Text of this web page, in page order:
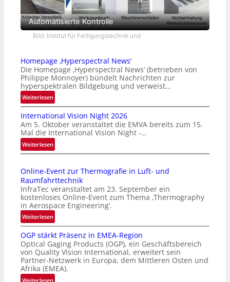
Automatisierte Kontrolle
Bild: Institut für Fertigungstechnik und
Homepage ‚Hyperspectral News‘
Die Homepage ‚Hyperspectral News‘ (betrieben von
Philippe Monnoyer) bündelt Nachrichten zur
hyperspektralen Bildgebung und verweist…
Weiterlesen:
H
o
m
e
p
a
e
‚
H
y
p
e
r
s
p
e
c
International Vision Night 2026
Am 5. Oktober veranstaltet die EMVA bereits zum 15.
Mal die International Vision Night -…
Weiterlesen:
I
t
e
r
n
a
t
o
n
a
l
V
Online-Event zur Thermografie in Luft- und
Raumfahrttechnik
InfraTec veranstaltet am 23. September ein
kostenloses Online-Event zum Thema ‚Thermography
in Aerospace Engineering‘.
Weiterlesen:
O
n
l
i
n
e
OGP stärkt Präsenz in EMEA-Region
Optical Gaging Products (OGP), ein Geschäftsbereich
von Quality Vision International, erweitert sein
Partner-Netzwerk in Europa, dem Mittleren Osten und
Afrika (EMEA).
Weiterlesen: